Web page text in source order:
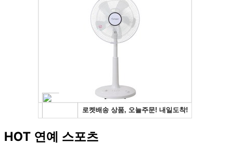
HOT 연예 스포츠